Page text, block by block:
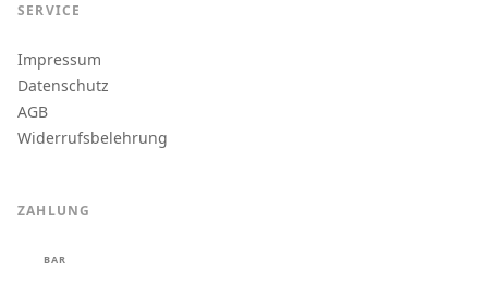
SERVICE
Impressum
Datenschutz
AGB
Widerrufsbelehrung
ZAHLUNG
BAR